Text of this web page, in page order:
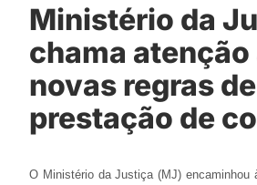
Ministério da
chama atenção
novas regras de
prestação de
O Ministério da Justiça (MJ) encaminhou